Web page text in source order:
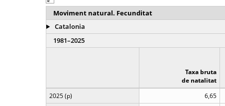
Moviment natural. Fecunditat
Catalonia
1981–2025
Taxa bruta
de natalitat
2025 (p)
6,65